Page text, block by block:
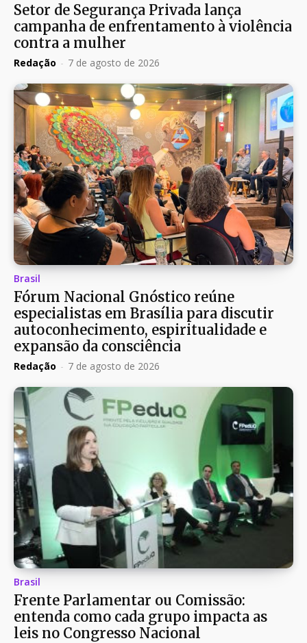
Setor de Segurança Privada lança
campanha de enfrentamento à violência
contra a mulher
Redação - 7 de agosto de 2026
Brasil
Fórum Nacional Gnóstico reúne
especialistas em Brasília para discutir
autoconhecimento, espiritualidade e
expansão da consciência
Redação - 7 de agosto de 2026
Brasil
Frente Parlamentar ou Comissão:
entenda como cada grupo impacta as
leis no Congresso Nacional